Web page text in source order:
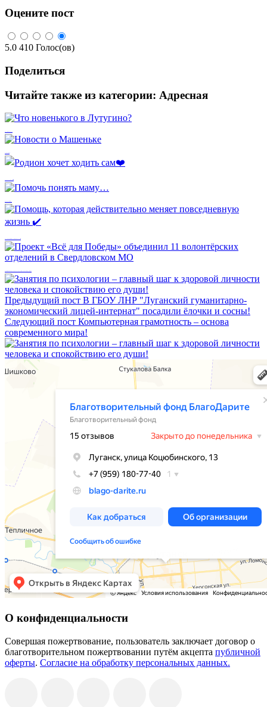
Оцените пост
5.0 410 Голос(ов)
Поделиться
Читайте также из категории: Адресная
Предыдущий пост В ГБОУ ЛНР "Луганский гуманитарно-
экономический лицей-интернат" посадили ёлочки и сосны!
Следующий пост Компьютерная грамотность – основа
современного мира!
О конфиденциальности
Совершая пожертвование, пользователь заключает договор о
благотворительном пожертвовании путём акцепта публичной
оферты. Согласие на обработку персональных данных.